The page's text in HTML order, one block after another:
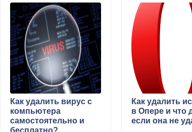
Как удалить вирус с
компьютера
самостоятельно и
бесплатно?
Как удалить
в Опере и что
если она не